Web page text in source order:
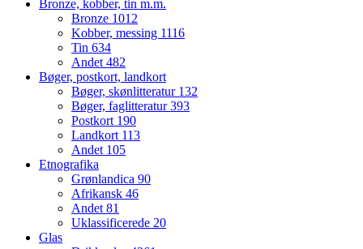
Bronze, kobber, tin m.m.
Bronze 1012
Kobber, messing 1116
Tin 634
Andet482
Bøger, postkort, landkort
Bøger, skønlitteratur 132
Bøger, faglitteratur393
Postkort 190
Landkort 113
Andet 105
Etnografika
Grønlandica 90
Afrikansk 46
Andet81
Uklassificerede 20
Glas